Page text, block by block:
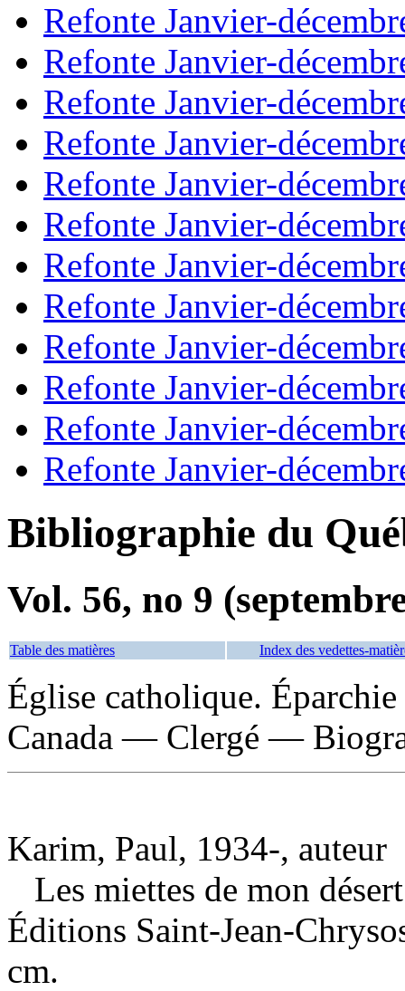
Refonte Janvier-
Refonte Janvier-
Refonte Janvier-
Refonte Janvier-
Refonte Janvier-
Refonte Janvier-
Refonte Janvier-
Refonte Janvier-
Refonte Janvier-
Refonte Janvier-
Refonte Janvier-
Refonte Janvier-
Bibliographie du
Vol. 56, no 9
Table des matières Index des vedettes-
Église catholique.
Canada — Clergé —
Karim, Paul, 1934-, auteur
Les miettes de mon
Éditions Saint-Jean-
cm.